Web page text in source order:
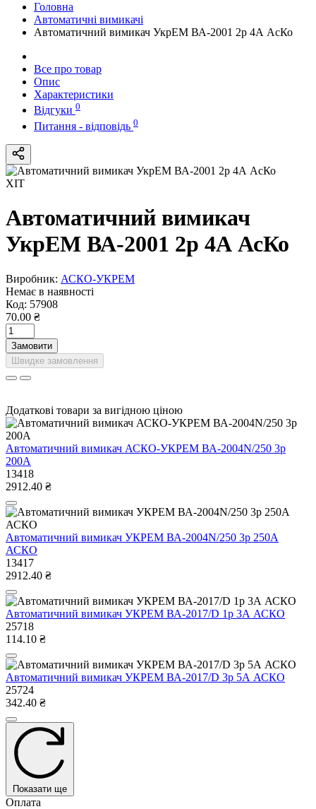
Головна
Автоматичні вимикачі
Автоматичний вимикач УкрЕМ ВА-2001 2р 4А АсКо
Все про товар
Опис
Характеристики
Відгуки 0
Питання - відповідь 0
ХІТ
Автоматичний вимикач
УкрЕМ ВА-2001 2р 4А АсКо
Виробник: АСКО-УКРЕМ
Немає в наявності
Код: 57908
70.00 ₴
Замовити
Швидке замовлення
Додаткові товари за вигідною ціною
Автоматичний вимикач АСКО-УКРЕМ ВА-2004N/250 3р
200А
13418
2912.40 ₴
Автоматичний вимикач УКРЕМ ВА-2004N/250 3р 250А
АСКО
13417
2912.40 ₴
Автоматичний вимикач УКРЕМ ВА-2017/D 1р 3А АСКО
25718
114.10 ₴
Автоматичний вимикач УКРЕМ ВА-2017/D 3р 5А АСКО
25724
342.40 ₴
Показати ще
Оплата